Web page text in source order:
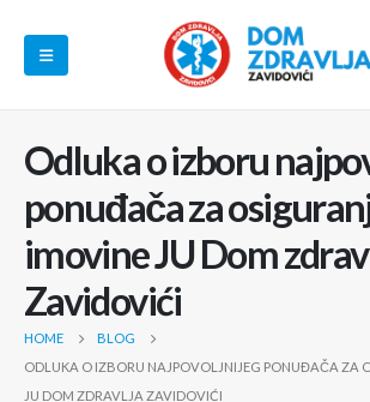
Odluka o izboru
ponuđača za
imovine JU Dom
Zavidovići
HOME
BLOG
ODLUKA O IZBORU NAJPOVOLJNIJEG PONUĐAČA ZA
JU DOM ZDRAVLJA ZAVIDOVIĆI